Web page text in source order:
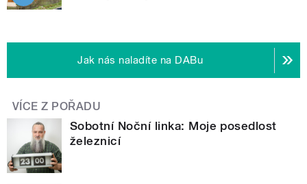
Jak nás naladíte na DABu
VÍCE Z POŘADU
Sobotní Noční linka: Moje posedlost
železnicí